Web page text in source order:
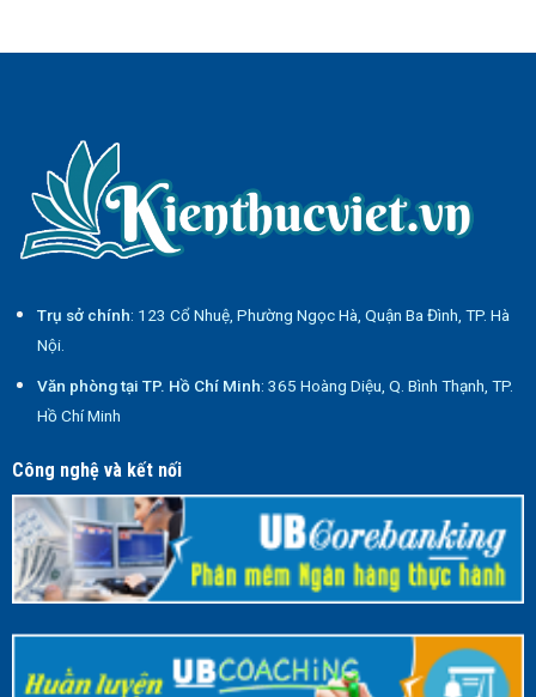
Trụ sở chính: 123 Cổ Nhuệ, Phường Ngọc Hà, Quận Ba Đình, TP. Hà
Nội.
Văn phòng tại TP. Hồ Chí Minh: 365 Hoàng Diệu, Q. Bình Thạnh, TP.
Hồ Chí Minh
Công nghệ và kết nối